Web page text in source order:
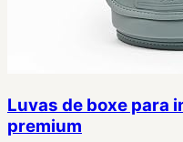
Luvas de boxe para
premium